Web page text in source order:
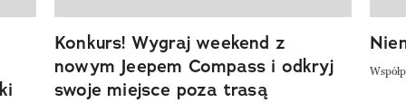
Konkurs! Wygraj weekend z
nowym Jeepem Compass i odkryj
swoje miejsce poza trasą